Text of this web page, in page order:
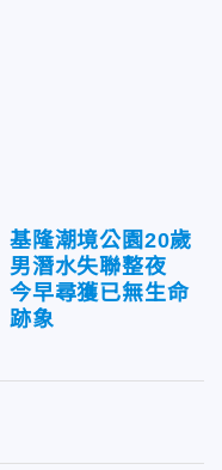
基隆潮境公園20歲
男潛水失聯整夜
今早尋獲已無生命
跡象